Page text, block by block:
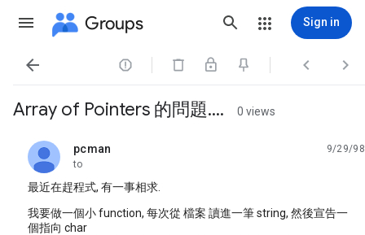
Groups Sign in
   
Array of Pointers 的問題.... 0 views
pcman
unread,
9/29/98
to
最近在趕程式, 有一事相求.
我要做一個小 function, 每次從 檔案 讀進一筆 string, 然後宣告一
個指向 char